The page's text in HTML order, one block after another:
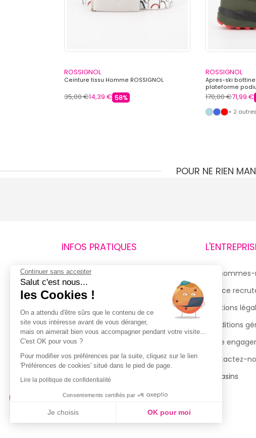
ROSSIGNOL
Ceinture tissu Homme ROSSIGNOL
35,00 €14,39 € 58%
ROSSIGNOL
Apres-ski
plateforme
170,00 €71,99 €
+ 2
POUR NE RIEN
INFOS PRATIQUES
Retours et remboursements
Suivi de commande
Livraisons
Guide des tailles
Politique de confidentialité
Conditions générales d’utilisation
de la Carte de Fidélité
Qui
Espace
Mentions
Conditions
Notre
Contactez-
Magasins
Continuer sans accepter
Salut c'est nous...
les Cookies !
On a attendu d'être sûrs que le contenu de ce
site vous intéresse avant de vous déranger,
mais on aimerait bien vous accompagner pendant votre visite...
C'est OK pour vous ?
Pour modifier vos préférences par la suite, cliquez sur le lien
'Préférences de cookies' situé dans le pied de page.
Lire la politique de confidentialité
Consentements certifiés par
Je choisis OK pour moi